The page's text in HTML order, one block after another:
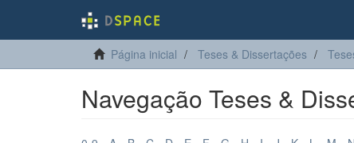
Página inicial Teses & Dissertações
Navegação Teses &